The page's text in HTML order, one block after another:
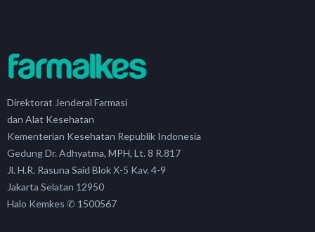
Direktorat Jenderal Farmasi
dan Alat Kesehatan
Kementerian Kesehatan Republik Indonesia
Gedung Dr. Adhyatma, MPH, Lt. 8 R.817
Jl. H.R. Rasuna Said Blok X-5 Kav. 4-9
Jakarta Selatan 12950
Halo Kemkes ✆ 1500567